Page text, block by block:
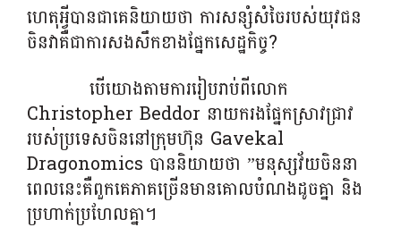
ហេតុ​អ្វី​បាន​ជាគេនិយាយថា ការសន្សំសំចៃរបស់​យុវជន​
ចិនវាគឺជាការសងសឹកខាងផ្នែកសេដ្ឋកិច្ច?
​ បើយោងតាមការរៀបរាប់ពីលោក
Christopher Beddor នាយករងផ្នែកស្រាវជ្រាវ
របស់ប្រទេសចិននៅក្រុមហ៊ុន Gavekal
Dragonomics បាននិយាយថា ”មនុស្សវ័យចិននា
ពេលនេះគឺពួកគេភាគច្រើនមានគោលបំណងដូចគ្នា និង
ប្រហាក់ប្រហែលគ្នា។